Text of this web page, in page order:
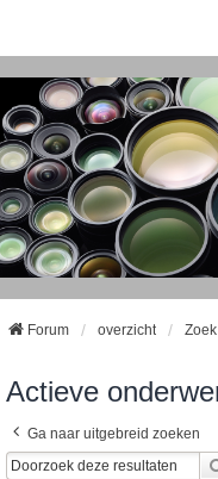
Forum overzicht Zoek
Actieve
Ga naar uitgebreid zoeken